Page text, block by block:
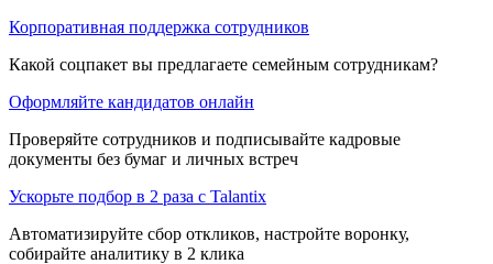
Корпоративная поддержка сотрудников
Какой соцпакет вы предлагаете семейным сотрудникам?
Оформляйте кандидатов онлайн
Проверяйте сотрудников и подписывайте кадровые
документы без бумаг и личных встреч
Ускорьте подбор в 2 раза с Talantix
Автоматизируйте сбор откликов, настройте воронку,
собирайте аналитику в 2 клика